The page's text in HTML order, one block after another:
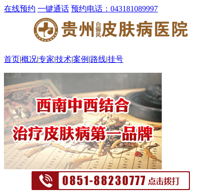
在线预约 一键通话 预约电话：043181089997
首页|概况|专家|技术|案例 |路线|挂号